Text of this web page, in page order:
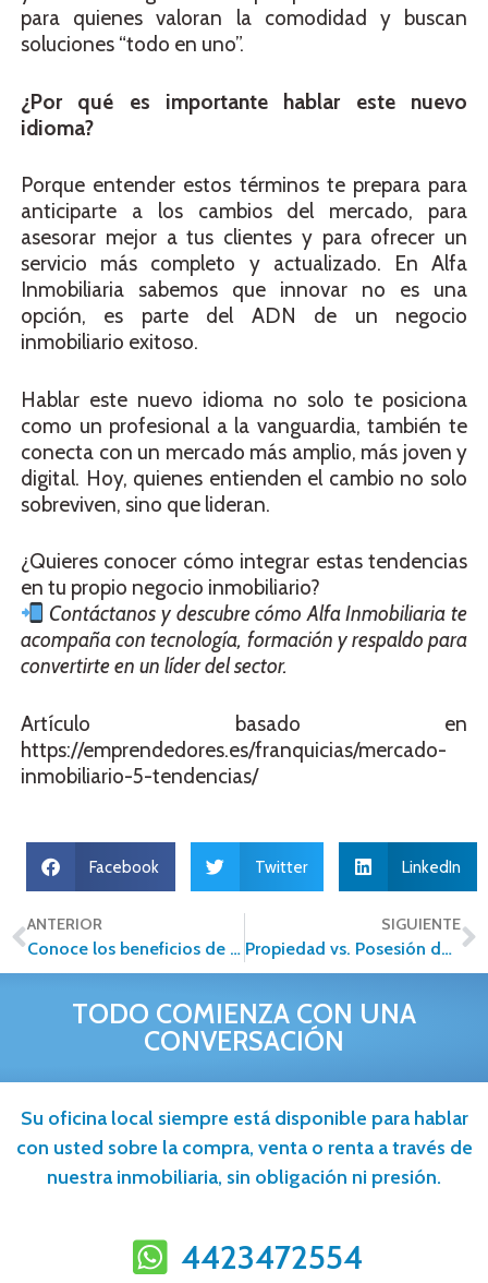
para quienes valoran la comodidad y buscan
soluciones “todo en uno”.
¿Por qué es importante hablar este nuevo
idioma?
Porque entender estos términos te prepara para
anticiparte a los cambios del mercado, para
asesorar mejor a tus clientes y para ofrecer un
servicio más completo y actualizado. En Alfa
Inmobiliaria sabemos que innovar no es una
opción, es parte del ADN de un negocio
inmobiliario exitoso.
Hablar este nuevo idioma no solo te posiciona
como un profesional a la vanguardia, también te
conecta con un mercado más amplio, más joven y
digital. Hoy, quienes entienden el cambio no solo
sobreviven, sino que lideran.
¿Quieres conocer cómo integrar estas tendencias
en tu propio negocio inmobiliario?
Contáctanos y descubre cómo Alfa Inmobiliaria te
acompaña con tecnología, formación y respaldo para
convertirte en un líder del sector.
Artículo basado en
https://emprendedores.es/franquicias/mercado-
inmobiliario-5-tendencias/
Facebook Twitter LinkedIn
ANTERIOR
Conoce los beneficios de vivir en Querétaro
SIGUIENTE
Propiedad vs. Posesión de un Inmueble en México: Lo que Debes Saber
TODO COMIENZA CON UNA
CONVERSACIÓN
Su oficina local siempre está disponible para hablar
con usted sobre la compra, venta o renta a través de
nuestra inmobiliaria, sin obligación ni presión.
4423472554